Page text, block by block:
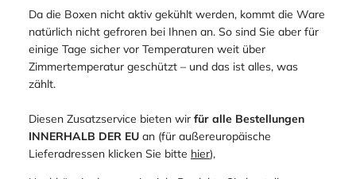
Da die Boxen nicht aktiv gekühlt werden, kommt die Ware
natürlich nicht gefroren bei Ihnen an. So sind Sie aber für
einige Tage sicher vor Temperaturen weit über
Zimmertemperatur geschützt – und das ist alles, was
zählt.
Diesen Zusatzservice bieten wir für alle Bestellungen
INNERHALB DER EU an (für außereuropäische
Lieferadressen klicken Sie bitte hier),